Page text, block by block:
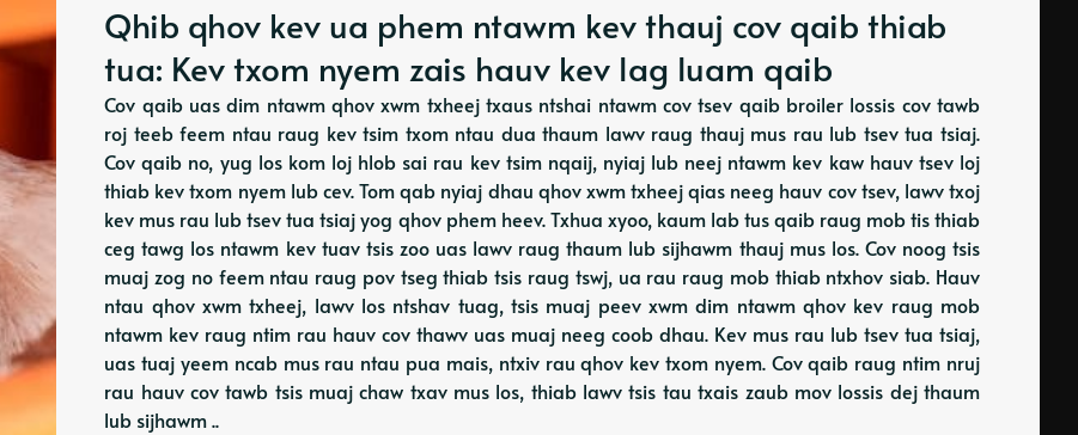
Qhib qhov kev ua phem ntawm kev thauj cov qaib thiab
tua: Kev txom nyem zais hauv kev lag luam qaib
Cov qaib uas dim ntawm qhov xwm txheej txaus ntshai ntawm cov tsev qaib broiler lossis cov tawb
roj teeb feem ntau raug kev tsim txom ntau dua thaum lawv raug thauj mus rau lub tsev tua tsiaj.
Cov qaib no, yug los kom loj hlob sai rau kev tsim nqaij, nyiaj lub neej ntawm kev kaw hauv tsev loj
thiab kev txom nyem lub cev. Tom qab nyiaj dhau qhov xwm txheej qias neeg hauv cov tsev, lawv txoj
kev mus rau lub tsev tua tsiaj yog qhov phem heev. Txhua xyoo, kaum lab tus qaib raug mob tis thiab
ceg tawg los ntawm kev tuav tsis zoo uas lawv raug thaum lub sijhawm thauj mus los. Cov noog tsis
muaj zog no feem ntau raug pov tseg thiab tsis raug tswj, ua rau raug mob thiab ntxhov siab. Hauv
ntau qhov xwm txheej, lawv los ntshav tuag, tsis muaj peev xwm dim ntawm qhov kev raug mob
ntawm kev raug ntim rau hauv cov thawv uas muaj neeg coob dhau. Kev mus rau lub tsev tua tsiaj,
uas tuaj yeem ncab mus rau ntau pua mais, ntxiv rau qhov kev txom nyem. Cov qaib raug ntim nruj
rau hauv cov tawb tsis muaj chaw txav mus los, thiab lawv tsis tau txais zaub mov lossis dej thaum
lub sijhawm ..